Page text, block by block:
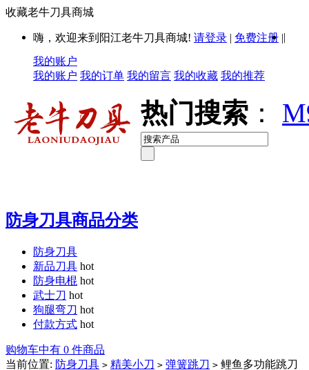
收藏老牛刀具商城
嗨，欢迎来到阳江老牛刀具商城! 请登录 | 免费注册 ||
我的账户
我的账户 我的订单 我的留言 我的收藏 我的推荐
热门搜索 ：
防身刀具商品分类
防身刀具
新品刀具 hot
防身电棍 hot
武士刀 hot
狗腿弯刀 hot
付款方式 hot
购物车中有 0 件商品
当前位置: 防身刀具 > 精美小刀 > 弹簧跳刀 > 鲤鱼多功能跳刀